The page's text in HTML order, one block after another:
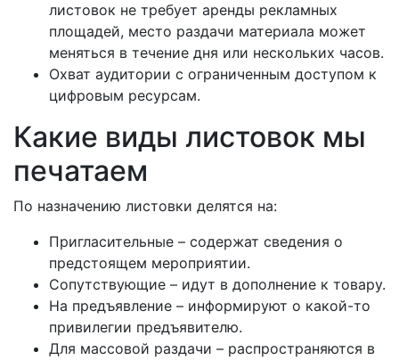
листовок не требует аренды рекламных
площадей, место раздачи материала может
меняться в течение дня или нескольких часов.
Охват аудитории с ограниченным доступом к
цифровым ресурсам.
Какие виды листовок мы
печатаем
По назначению листовки делятся на:
Пригласительные – содержат сведения о
предстоящем мероприятии.
Сопутствующие – идут в дополнение к товару.
На предъявление – информируют о какой-то
привилегии предъявителю.
Для массовой раздачи – распространяются в